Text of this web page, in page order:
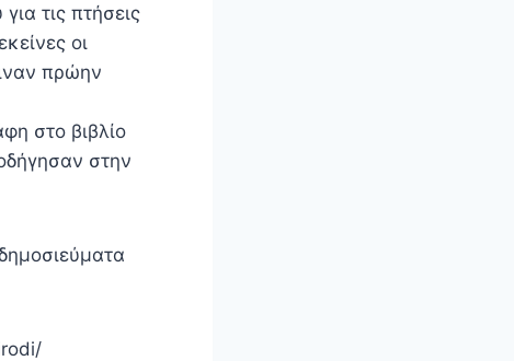
τις πτήσεις
οι
πρώην
στο βιβλίο
στην